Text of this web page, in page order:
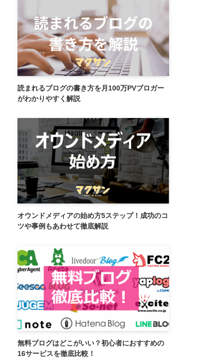
読まれるブログの書き方を月100万PVブロガー
がわかりやすく解説
オウンドメディアの始め方5ステップ！成功のコ
ツや事例もあわせて徹底解説
無料ブログはどこがいい？初心者におすすめの
16サービスを徹底比較！